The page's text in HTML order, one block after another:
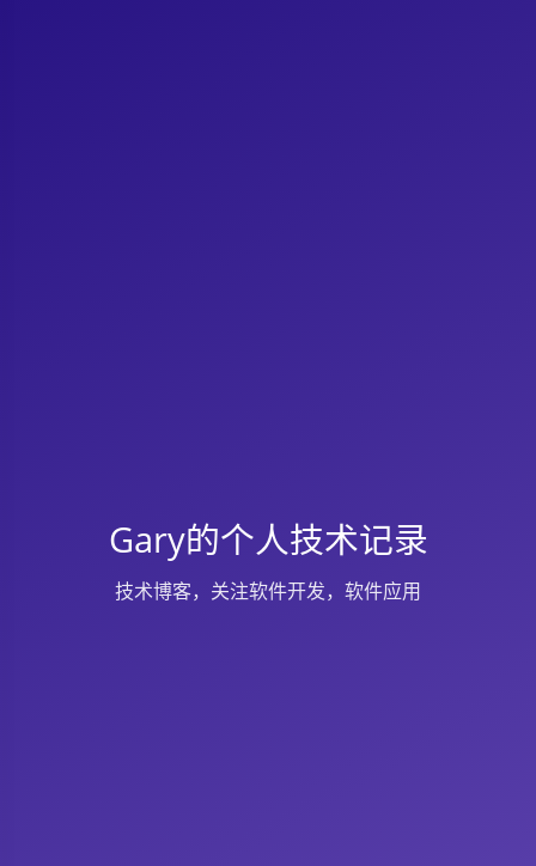
Gary的个人技术记录
技术博客，关注软件开发，软件应用